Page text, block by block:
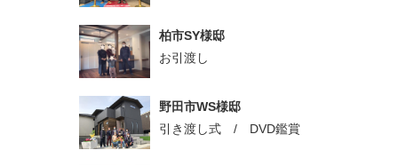
柏市SY様邸
お引渡し
野田市WS様邸
引き渡し式 / DVD鑑賞